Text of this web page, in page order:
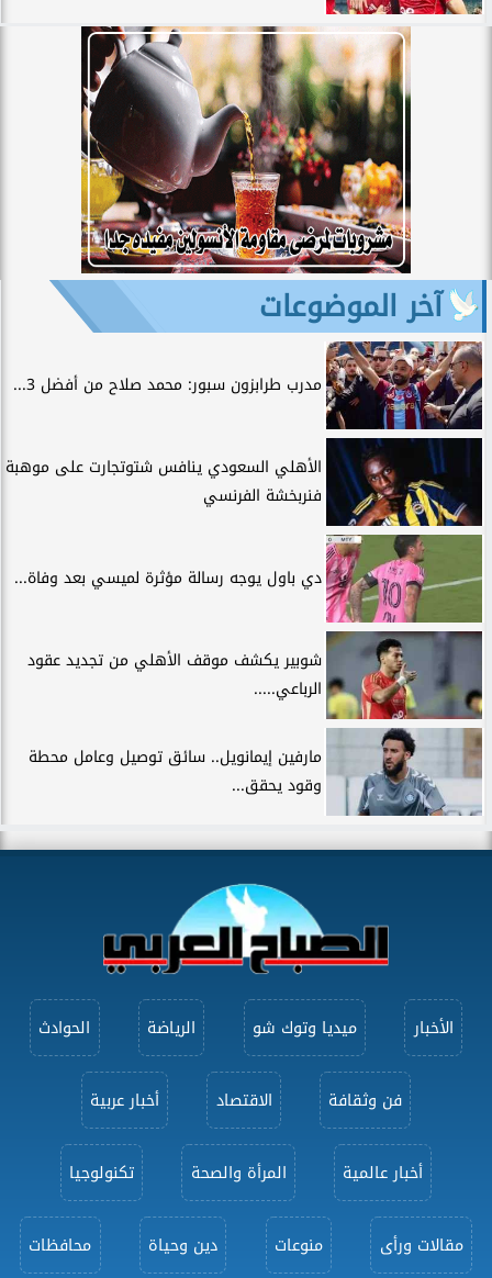
آخر الموضوعات
مدرب طرابزون سبور: محمد صلاح من أفضل 3...
الأهلي السعودي ينافس شتوتجارت على موهبة
فنربخشة الفرنسي
دي باول يوجه رسالة مؤثرة لميسي بعد وفاة...
شوبير يكشف موقف الأهلي من تجديد عقود
الرباعي.....
مارفين إيمانويل.. سائق توصيل وعامل محطة
وقود يحقق...
الأخبار ميديا وتوك شو الرياضة الحوادث
فن وثقافة الاقتصاد أخبار عربية
أخبار عالمية المرأة والصحة تكنولوجيا
مقالات ورأى منوعات دين وحياة محافظات